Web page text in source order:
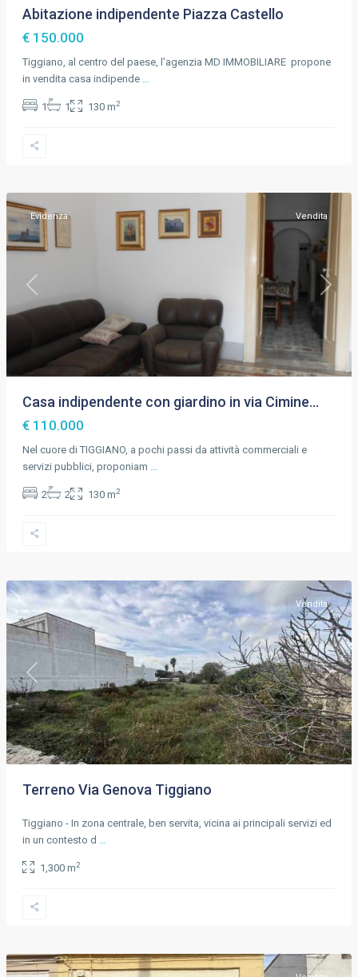
Abitazione indipendente Piazza Castello
€ 150.000
Tiggiano, al centro del paese, l'agenzia MD IMMOBILIARE propone
in vendita casa indipende …
1 1 130 m2
Tiggiano
Previous Next
Evidenza Vendita
Casa indipendente con giardino in via Cimine...
€ 110.000
Nel cuore di TIGGIANO, a pochi passi da attività commerciali e
servizi pubblici, proponiam …
2 2 130 m2
Previous Next
Vendita
Terreno Via Genova Tiggiano
Tiggiano - In zona centrale, ben servita, vicina ai principali servizi ed
in un contesto d …
1,300 m2